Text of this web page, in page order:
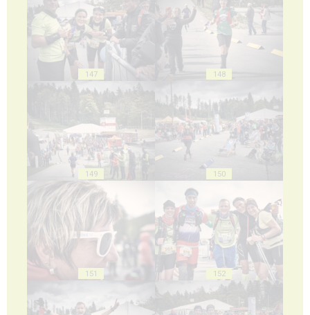
147 148
149 150
151 152